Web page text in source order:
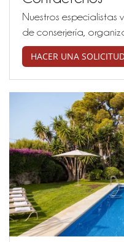
Nuestros especialistas
de conserjería,
HACER UNA